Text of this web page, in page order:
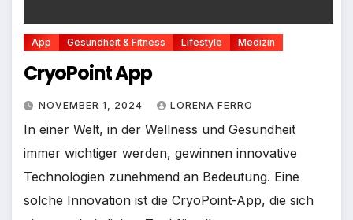
App Gesundheit & Fitness Lifestyle Medizin
CryoPoint App
NOVEMBER 1, 2024 LORENA FERRO
In einer Welt, in der Wellness und Gesundheit
immer wichtiger werden, gewinnen innovative
Technologien zunehmend an Bedeutung. Eine
solche Innovation ist die CryoPoint-App, die sich